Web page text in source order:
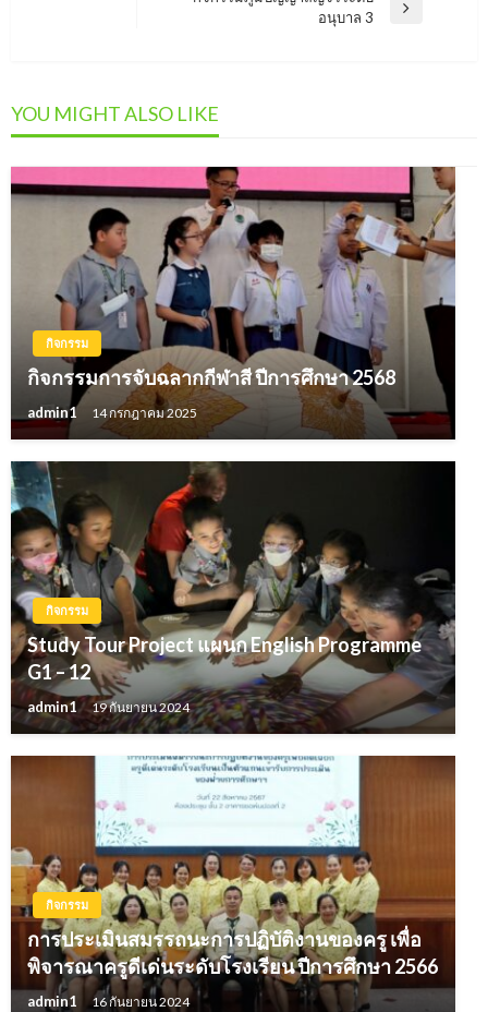
อนุบาล 3
YOU MIGHT ALSO LIKE
กิจกรรม
กิจกรรมการจับฉลากกีฬาสี ปีการศึกษา 2568
admin1 14 กรกฎาคม 2025
กิจกรรม
Study Tour Project แผนก English Programme
G1 – 12
admin1 19 กันยายน 2024
กิจกรรม
การประเมินสมรรถนะการปฏิบัติงานของครู เพื่อ
พิจารณาครูดีเด่นระดับโรงเรียน ปีการศึกษา 2566
admin1 16 กันยายน 2024